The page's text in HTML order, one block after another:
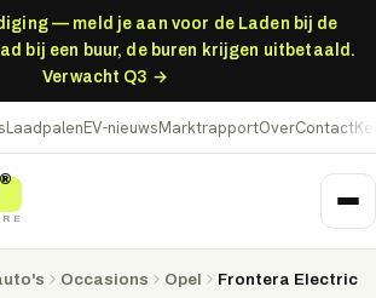
— meld je aan voor de Laden bij de
bij een buur, de buren krijgen uitbetaald.
Verwacht Q3 →
LaadpalenEV-nieuwsMarktrapportOverContact
®
Occasions Opel Frontera Electric